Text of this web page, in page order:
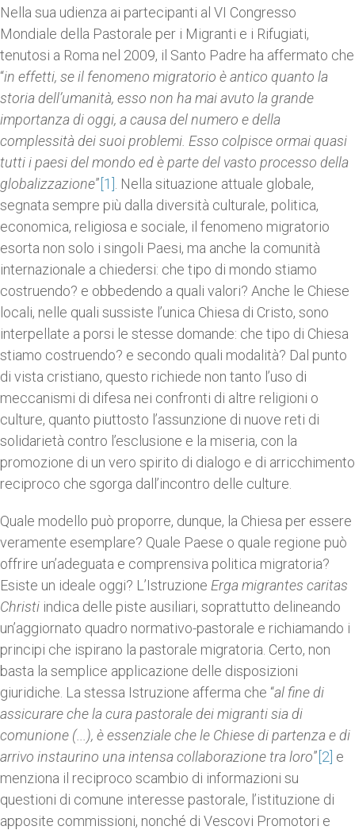
Nella sua udienza ai partecipanti al VI Congresso
Mondiale della Pastorale per i Migranti e i Rifugiati,
tenutosi a Roma nel 2009, il Santo Padre ha affermato che
“in effetti, se il fenomeno migratorio è antico quanto la
storia dell’umanità, esso non ha mai avuto la grande
importanza di oggi, a causa del numero e della
complessità dei suoi problemi. Esso colpisce ormai quasi
tutti i paesi del mondo ed è parte del vasto processo della
globalizzazione” [1]
. Nella situazione attuale globale,
segnata sempre più dalla diversità culturale, politica,
economica, religiosa e sociale, il fenomeno migratorio
esorta non solo i singoli Paesi, ma anche la comunità
internazionale a chiedersi: che tipo di mondo stiamo
costruendo? e obbedendo a quali valori? Anche le Chiese
locali, nelle quali sussiste l’unica Chiesa di Cristo, sono
interpellate a porsi le stesse domande: che tipo di Chiesa
stiamo costruendo? e secondo quali modalità? Dal punto
di vista cristiano, questo richiede non tanto l’uso di
meccanismi di difesa nei confronti di altre religioni o
culture, quanto piuttosto l’assunzione di nuove reti di
solidarietà contro l’esclusione e la miseria, con la
promozione di un vero spirito di dialogo e di arricchimento
reciproco che sgorga dall’incontro delle culture.
Quale modello può proporre, dunque, la Chiesa per essere
veramente esemplare? Quale Paese o quale regione può
offrire un’adeguata e comprensiva politica migratoria?
Esiste un ideale oggi? L’Istruzione Erga migrantes caritas
Christi indica delle piste ausiliari, soprattutto delineando
un’aggiornato quadro normativo-pastorale e richiamando i
principi che ispirano la pastorale migratoria. Certo, non
basta la semplice applicazione delle disposizioni
giuridiche. La stessa Istruzione afferma che “al fine di
assicurare che la cura pastorale dei migranti sia di
comunione (...), è essenziale che le Chiese di partenza e di
arrivo instaurino una intensa collaborazione tra loro” [2] e
menziona il reciproco scambio di informazioni su
questioni di comune interesse pastorale, l’istituzione di
apposite commissioni, nonché di Vescovi Promotori e